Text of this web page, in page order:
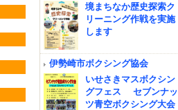
境まちなか歴史探索ク
リーニング作戦を実施
します
伊勢崎市ボクシング協会
いせさきマスボクシン
グフェス セブンナッ
ツ青空ボクシング大会